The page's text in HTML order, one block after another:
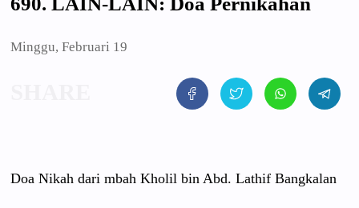
Minggu, Februari 19
Doa Nikah dari mbah Kholil bin Abd. Lathif Bangkalan